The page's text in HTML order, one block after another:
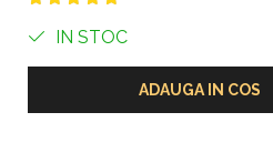
IN STOC
ADAUGA IN COS